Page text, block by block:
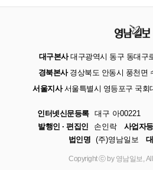
대구본사대구광역시 동구 동대구
경북본사경상북도 안동시 풍천면
서울지사서울특별시 영등포구 국회
인터넷신문등록 대구 아00221
발행인 · 편집인
손인락 사업자
법인명 (주)영남일보
Copyright ⓒ by 영남일보,